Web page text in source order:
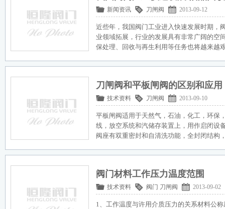
新闻资讯 刀闸阀 2013-09-12
近些年，我国阀门工业进入快速发展时期，
业领域拓展，行业的发展具有非常广阔的空
保处理、回收与再生利用等任务也将越来越
刀闸阀和平板闸阀的区别和应用
技术资料 刀闸阀 2013-09-10
平板闸阀适用于天然气，石油，化工，环保
线，放空系统和汽储存装置上，用作启闭设
阀座有双重密封和自清洗功能，全封闭结构
阀门材料工作压力温度范围
技术资料 阀门 刀闸阀 2013-09-02
1、工作温度与许用介质压力的关系材料公称